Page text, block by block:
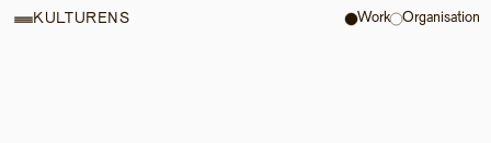
KULTURENS Work Organisation